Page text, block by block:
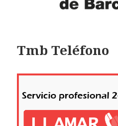
Tmb Teléfono